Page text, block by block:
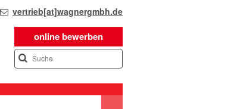
vertrieb[at]wagnergmbh.de
online bewerben